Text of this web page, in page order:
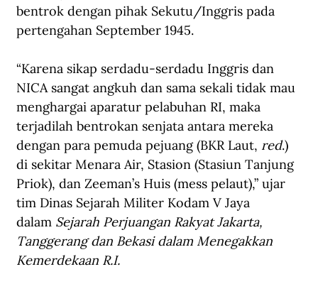
bentrok dengan pihak Sekutu/Inggris pada
pertengahan September 1945.
“Karena sikap serdadu-serdadu Inggris dan
NICA sangat angkuh dan sama sekali tidak mau
menghargai aparatur pelabuhan RI, maka
terjadilah bentrokan senjata antara mereka
dengan para pemuda pejuang (BKR Laut, red.)
di sekitar Menara Air, Stasion (Stasiun Tanjung
Priok), dan Zeeman’s Huis (mess pelaut),” ujar
tim Dinas Sejarah Militer Kodam V Jaya
dalam Sejarah Perjuangan Rakyat Jakarta,
Tanggerang dan Bekasi dalam Menegakkan
Kemerdekaan R.I.